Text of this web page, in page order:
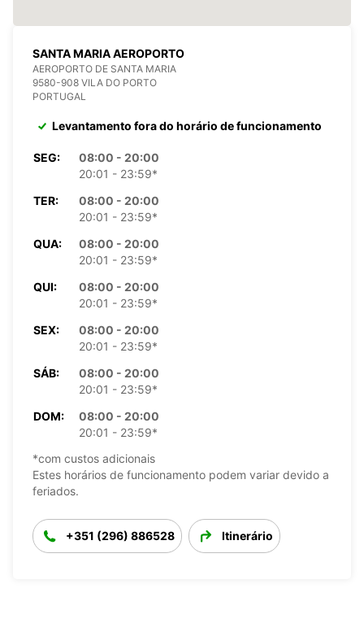
SANTA MARIA AEROPORTO
AEROPORTO DE SANTA MARIA
9580-908 VILA DO PORTO
PORTUGAL
Levantamento fora do horário de funcionamento
SEG:
08:00 - 20:00
20:01 - 23:59*
TER:
08:00 - 20:00
20:01 - 23:59*
QUA:
08:00 - 20:00
20:01 - 23:59*
QUI:
08:00 - 20:00
20:01 - 23:59*
SEX:
08:00 - 20:00
20:01 - 23:59*
SÁB:
08:00 - 20:00
20:01 - 23:59*
DOM:
08:00 - 20:00
20:01 - 23:59*
*com custos adicionais
Estes horários de funcionamento podem variar devido a
feriados.
+351 (296) 886528 Itinerário